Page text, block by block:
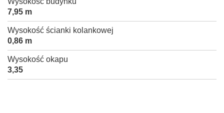
7,95 m
Wysokość ścianki kolankowej
0,86 m
Wysokość okapu
3,35